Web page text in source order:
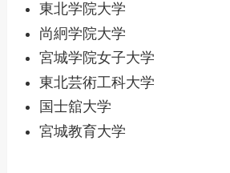
東北学院大学
尚絅学院大学
宮城学院女子大学
東北芸術工科大学
国士舘大学
宮城教育大学